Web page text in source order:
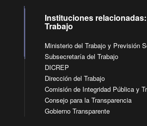
Instituciones relacionadas:
Trabajo
Ministerio del Trabajo y Previsión
Subsecretaría del Trabajo
DICREP
Dirección del Trabajo
Comisión de Integridad Pública y
Consejo para la Transparencia
Gobierno Transparente